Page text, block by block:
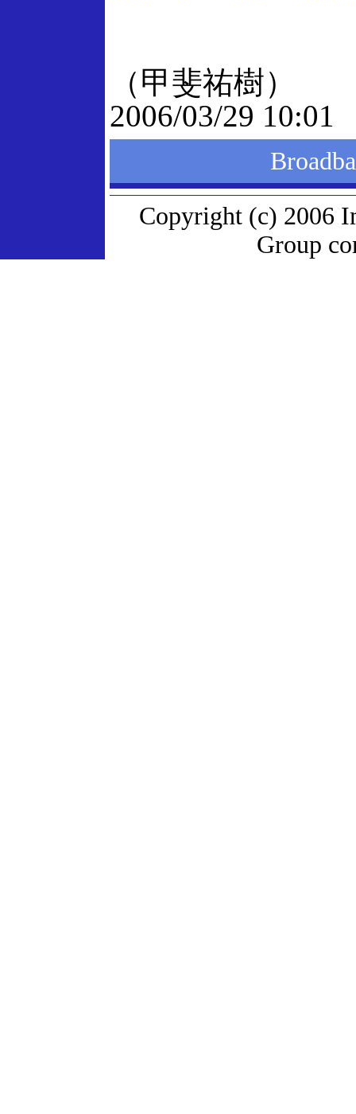
（甲斐祐樹）
2006/03/29 10:01
Copyright (c) 2006
Group